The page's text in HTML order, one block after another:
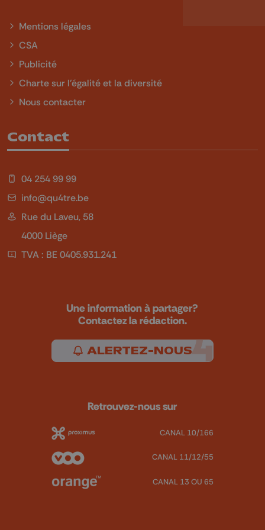
Mentions légales
CSA
Publicité
Charte sur l'égalité et la diversité
Nous contacter
Contact
04 254 99 99
info@qu4tre.be
Rue du Laveu, 58
4000 Liège
TVA : BE 0405.931.241
Une information à partager?
Contactez la rédaction.
ALERTEZ-NOUS
Retrouvez-nous sur
CANAL 10/166
CANAL 11/12/55
CANAL 13 OU 65